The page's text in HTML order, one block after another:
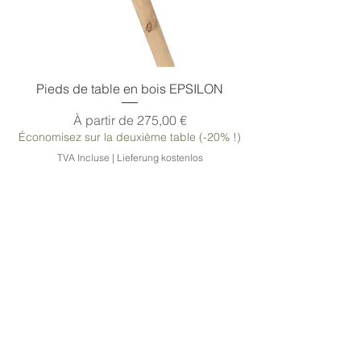
Aperçu rapide
Pieds de table en bois EPSILON
À partir de 275,00 €
Prix promotionnel
Économisez sur la deuxième table (-20% !)
TVA Incluse | Lieferung kostenlos